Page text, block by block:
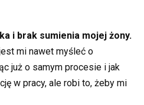
i brak sumienia mojej żony.
mi nawet myśleć o
już o samym procesie i jak
w pracy, ale robi to, żeby mi